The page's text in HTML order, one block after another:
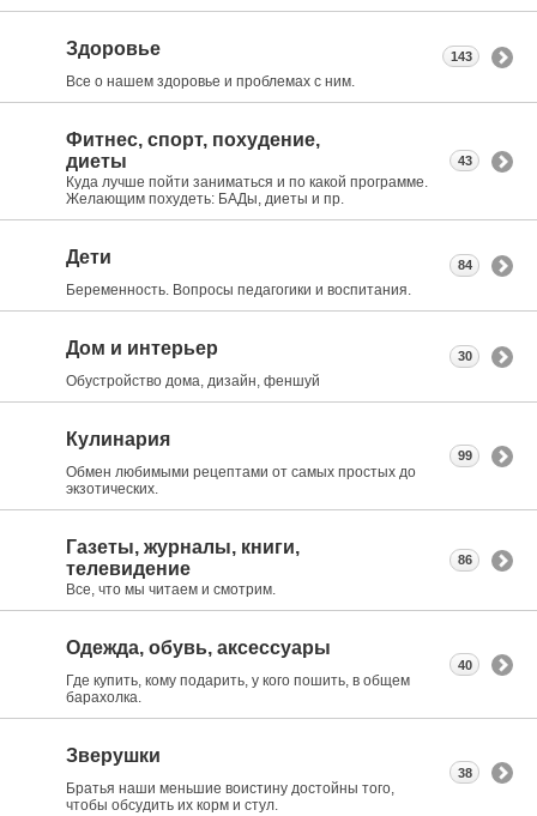
Здоровье
Все о нашем здоровье и проблемах с ним.
143
Фитнес, спорт, похудение,
диеты
Куда лучше пойти заниматься и по какой программе.
Желающим похудеть: БАДы, диеты и пр.
43
Дети
Беременность. Вопросы педагогики и воспитания.
84
Дом и интерьер
Обустройство дома, дизайн, феншуй
30
Кулинария
Обмен любимыми рецептами от самых простых до
экзотических.
99
Газеты, журналы, книги,
телевидение
Все, что мы читаем и смотрим.
86
Одежда, обувь, аксессуары
Где купить, кому подарить, у кого пошить, в общем
барахолка.
40
Зверушки
Братья наши меньшие воистину достойны того,
чтобы обсудить их корм и стул.
38